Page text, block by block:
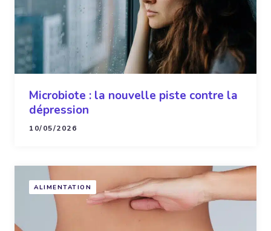
Microbiote : la nouvelle piste contre la
dépression
10/05/2026
ALIMENTATION